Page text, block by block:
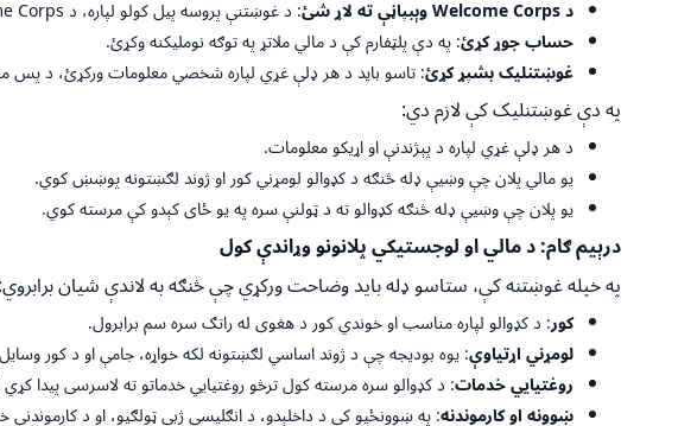
دWelcome Corpsوېبپاڼې ته لاړ شئ: د غوښتنې پروسه پیل کولو لپاره، دCorps
حساب جوړ کړئ: په دې پلټفارم کې د مالي ملاتړ په توګه نوملیکنه وکړئ.
غوښتنلیک بشپړ کړئ: تاسو باید د هر ډلې غړي لپاره شخصي معلومات ورکړئ، د پس
په دې غوښتنلیک کې لازم دي:
د هر ډلې غړي لپاره د پېژندنې او اړیکو معلومات.
یو مالي پلان چې وښیې ډله څنګه د کډوالو لومړني کور او ژوند لګښتونه پوښښ کوي.
یو پلان چې وښیې ډله څنګه کډوالو ته د ټولنې سره په یو ځای کېدو کې مرسته کوي.
درېیم ګام: د مالي او لوجستیکي پلانونو وړاندې کول
په خپله غوښتنه کې، ستاسو ډله باید وضاحت ورکړي چې څنګه به لاندې شیان برابروي:
کور: د کډوالو لپاره مناسب او خوندي کور د هغوی له راتګ سره سم برابرول.
لومړني اړتیاوې: یوه بودیجه چې د ژوند اساسي لګښتونه لکه خواړه، جامې او د کور
روغتیايي خدمات: د کډوالو سره مرسته کول ترڅو روغتیايي خدماتو ته لاسرسی پیدا
ښوونه اوکارموندنه: په ښوونځیو کې د داخلېدو، د انګلیسي ژبې ټولګیو، او د کارموندنې